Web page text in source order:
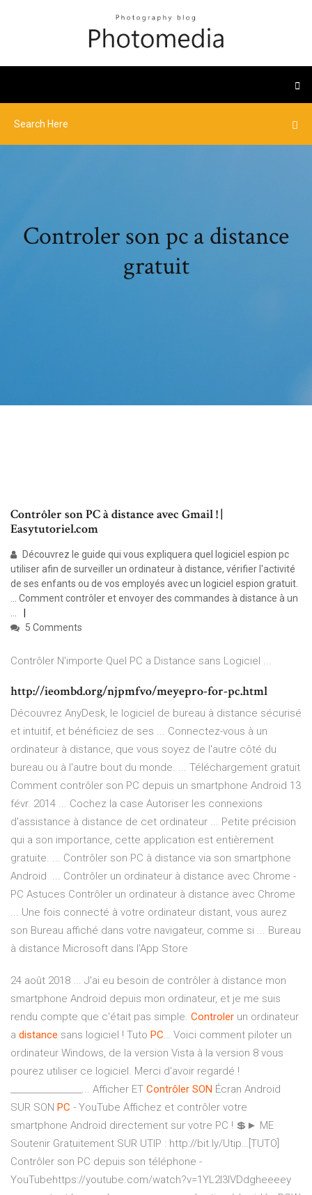
Controler son pc a distance
gratuit
Contrôler son PC à distance avec Gmail ! |
Easytutoriel.com
Découvrez le guide qui vous expliquera quel logiciel espion pc
utiliser afin de surveiller un ordinateur à distance, vérifier l'activité
de ses enfants ou de vos employés avec un logiciel espion gratuit.
... Comment contrôler et envoyer des commandes à distance à un
...
5 Comments
Contrôler N'importe Quel PC a Distance sans Logiciel ...
http://ieombd.org/njpmfvo/meyepro-for-pc.html
Découvrez AnyDesk, le logiciel de bureau à distance sécurisé
et intuitif, et bénéficiez de ses ... Connectez-vous à un
ordinateur à distance, que vous soyez de l'autre côté du
bureau ou à l'autre bout du monde. ... Téléchargement gratuit
Comment contrôler son PC depuis un smartphone Android 13
févr. 2014 ... Cochez la case Autoriser les connexions
d'assistance à distance de cet ordinateur ... Petite précision
qui a son importance, cette application est entièrement
gratuite. ... Contrôler son PC à distance via son smartphone
Android ... Contrôler un ordinateur à distance avec Chrome -
PC Astuces Contrôler un ordinateur à distance avec Chrome
... Une fois connecté à votre ordinateur distant, vous aurez
son Bureau affiché dans votre navigateur, comme si ... Bureau
à distance Microsoft dans l'App Store
24 août 2018 ... J'ai eu besoin de contrôler à distance mon
smartphone Android depuis mon ordinateur, et je me suis
rendu compte que c'était pas simple. Controler un ordinateur
a distance sans logiciel ! Tuto PC… Voici comment piloter un
ordinateur Windows, de la version Vista à la version 8 vous
pourez utiliser ce logiciel. Merci d'avoir regardé !
_________________... Afficher ET Contrôler SON Écran Android
SUR SON PC - YouTube Affichez et contrôler votre
smartphone Android directement sur votre PC ! 💲► ME
Soutenir Gratuitement SUR UTIP : http://bit.ly/Utip…[TUTO]
Contrôler son PC depuis son téléphone -
YouTubehttps://youtube.com/watch?v=1YL2I3IVDdgheeeey